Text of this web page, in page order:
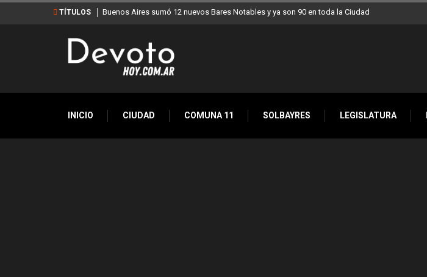
TÍTULOS Buenos Aires sumó 12 nuevos Bares Notables y ya son 90 en toda la Ciudad
INICIO CIUDAD COMUNA 11 SOLBAYRES LEGISLATURA